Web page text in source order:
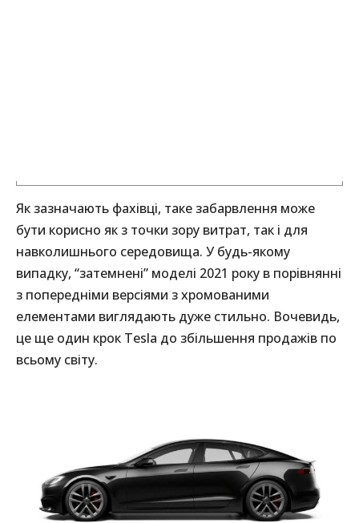
Як зазначають фахівці, таке забарвлення може
бути корисно як з точки зору витрат, так і для
навколишнього середовища. У будь-якому
випадку, “затемнені” моделі 2021 року в порівнянні
з попередніми версіями з хромованими
елементами виглядають дуже стильно. Вочевидь,
це ще один крок Tesla до збільшення продажів по
всьому світу.